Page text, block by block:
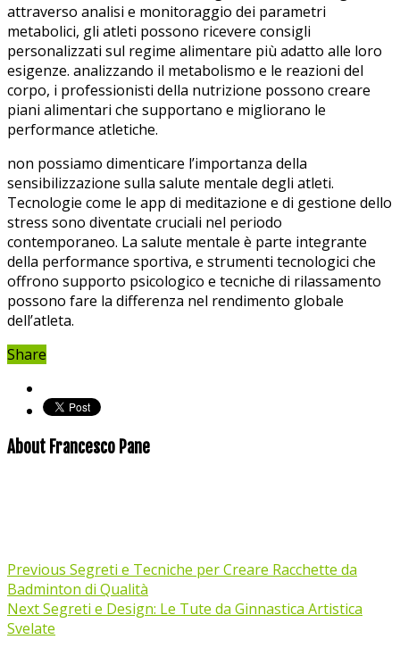
attraverso analisi e monitoraggio dei ‌parametri
metabolici, gli atleti possono ⁤ricevere consigli
personalizzati ⁤sul regime ⁤alimentare più adatto alle loro
esigenze. analizzando il ‍metabolismo e le reazioni del ​
corpo, i‍ professionisti della nutrizione possono creare
piani alimentari che supportano e migliorano ‍le
performance atletiche.
non possiamo dimenticare l’importanza della
sensibilizzazione​ sulla salute ‌mentale degli atleti.
Tecnologie come le ⁣app ⁤di meditazione e ‌di gestione ⁣dello
stress sono⁣ diventate cruciali nel‍ periodo
contemporaneo. La salute mentale è parte integrante
della performance sportiva,⁣ e strumenti tecnologici che
offrono supporto psicologico ⁢e tecniche di ​rilassamento
possono ‍fare⁤ la differenza nel rendimento globale
dell’atleta.
Share
About Francesco Pane
Previous Segreti e Tecniche per Creare Racchette da
Badminton di Qualità
NextSegreti e Design: Le Tute da Ginnastica Artistica
Svelate